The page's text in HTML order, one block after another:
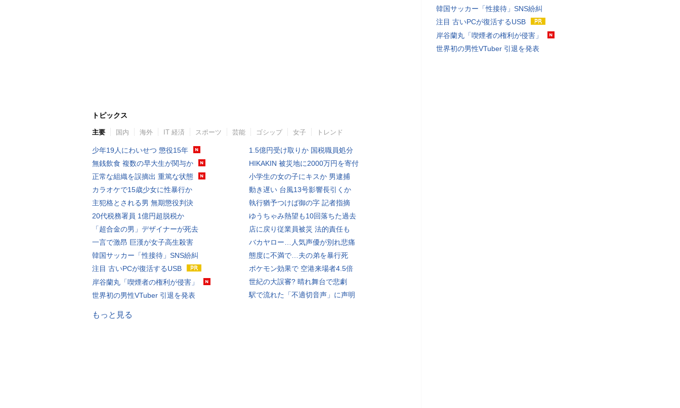
トピックス
主要 国内 海外 IT 経済 スポーツ 芸能 ゴシップ 女子 トレンド
少年19人にわいせつ 懲役15年
無銭飲食 複数の早大生が関与か
正常な組織を誤摘出 重篤な状態
カラオケで15歳少女に性暴行か
主犯格とされる男 無期懲役判決
20代税務署員 1億円超脱税か
「超合金の男」デザイナーが死去
一言で激昂 巨漢が女子高生殺害
韓国サッカー「性接待」SNS紛糾
注目 古いPCが復活するUSB
岸谷蘭丸「喫煙者の権利が侵害」
世界初の男性VTuber 引退を発表
1.5億円受け取りか 国税職員処分
HIKAKIN 被災地に2000万円を寄付
小学生の女の子にキスか 男逮捕
動き遅い 台風13号影響長引くか
執行猶予つけば御の字 記者指摘
ゆうちゃみ熱望も10回落ちた過去
店に戻り従業員被災 法的責任も
バカヤロー…人気声優が別れ悲痛
態度に不満で…夫の弟を暴行死
ポケモン効果で 空港来場者4.5倍
世紀の大誤審? 晴れ舞台で悲劇
駅で流れた「不適切音声」に声明
もっと見る
韓国サッカー「性接待」SNS紛糾
注目 古いPCが復活するUSB
岸谷蘭丸「喫煙者の権利が侵害」
世界初の男性VTuber 引退を発表